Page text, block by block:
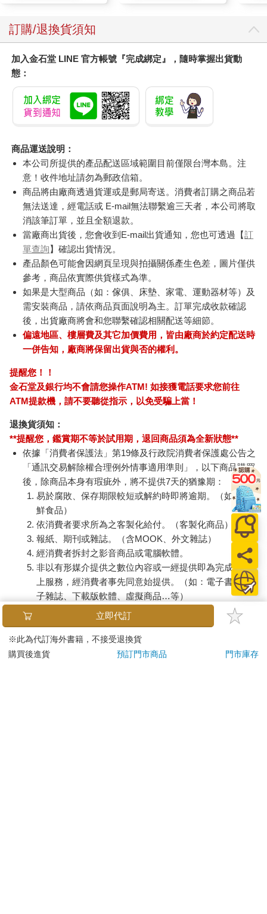
訂購/退換貨須知
加入金石堂 LINE 官方帳號『完成綁定』，隨時掌握出貨動
態：
商品運送說明：
本公司所提供的產品配送區域範圍目前僅限台灣本島。注
意！收件地址請勿為郵政信箱。
商品將由廠商透過貨運或是郵局寄送。消費者訂購之商品若
無法送達，經電話或 E-mail無法聯繫逾三天者，本公司將取
消該筆訂單，並且全額退款。
當廠商出貨後，您會收到E-mail出貨通知，您也可透過【訂
單查詢】確認出貨情況。
產品顏色可能會因網頁呈現與拍攝關係產生色差，圖片僅供
參考，商品依實際供貨樣式為準。
如果是大型商品（如：傢俱、床墊、家電、運動器材等）及
需安裝商品，請依商品頁面說明為主。訂單完成收款確認
後，出貨廠商將會和您聯繫確認相關配送等細節。
偏遠地區、樓層費及其它加價費用，皆由廠商於約定配送時
一併告知，廠商將保留出貨與否的權利。
提醒您！！
金石堂及銀行均不會請您操作ATM! 如接獲電話要求您前往
ATM提款機，請不要聽從指示，以免受騙上當！
退換貨須知：
**提醒您，鑑賞期不等於試用期，退回商品須為全新狀態**
依據「消費者保護法」第19條及行政院消費者保護處公告之
「通訊交易解除權合理例外情事適用準則」，以下商品購買
後，除商品本身有瑕疵外，將不提供7天的猶豫期：
易於腐敗、保存期限較短或解約時即將逾期。（如：生
鮮食品）
依消費者要求所為之客製化給付。（客製化商品）
報紙、期刊或雜誌。（含MOOK、外文雜誌）
經消費者拆封之影音商品或電腦軟體。
非以有形媒介提供之數位內容或一經提供即為完成之線
上服務，經消費者事先同意始提供。（如：電子書、電
子雜誌、下載版軟體、虛擬商品…等）
已拆封之個人衛生用品。（如：內衣褲、刮鬍刀、除毛
若非上列種類商品，均享有到貨7天的猶豫期（含例假
日）。
立即代訂
※此為代訂海外書籍，不接受退換貨
購買後進貨
預訂門市商品 門市庫存